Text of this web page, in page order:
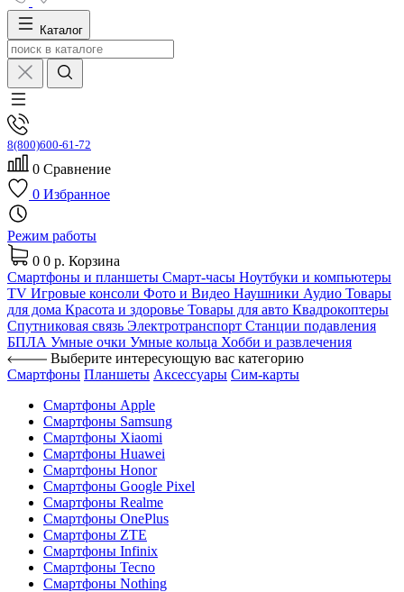
Каталог
8(800)600-61-72
0 Сравнение
0 Избранное
Режим работы
0 0 р. Корзина
Смартфоны и планшеты Смарт-часы Ноутбуки и компьютеры
TV Игровые консоли Фото и Видео Наушники Аудио Товары
для дома Красота и здоровье Товары для авто Квадрокоптеры
Спутниковая связь Электротранспорт Станции подавления
БПЛА Умные очки Умные кольца Хобби и развлечения
Выберите интересующую вас категорию
Смартфоны Планшеты Аксессуары Сим-карты
Смартфоны Apple
Смартфоны Samsung
Смартфоны Xiaomi
Смартфоны Huawei
Смартфоны Honor
Смартфоны Google Pixel
Смартфоны Realme
Смартфоны OnePlus
Смартфоны ZTE
Смартфоны Infinix
Смартфоны Tecno
Смартфоны Nothing